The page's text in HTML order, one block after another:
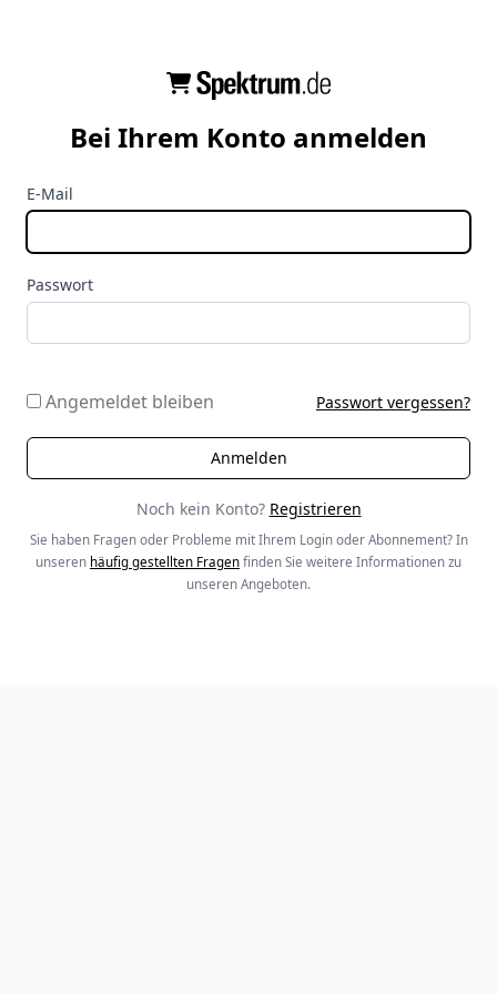
Bei Ihrem Konto anmelden
E-Mail
Passwort
Angemeldet bleiben Passwort vergessen?
Noch kein Konto? Registrieren
Sie haben Fragen oder Probleme mit Ihrem Login oder Abonnement? In
unseren häufig gestellten Fragen finden Sie weitere Informationen zu
unseren Angeboten.